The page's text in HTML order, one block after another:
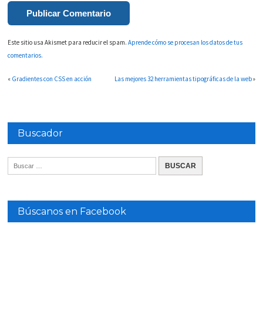
Este sitio usa Akismet para reducir el spam.Aprende cómo se procesan los datos de tus
comentarios.
« Gradientes con CSS en acción Las mejores 32 herramientas tipográficas de la web»
Buscador
Búscanos en Facebook